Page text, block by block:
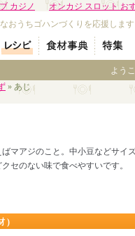
カジノ
オンカジ スロット お
おうちゴハンづくりを応援しま
よう
» あじ
マアジのこと。中小豆などサイ
セのない味で食べやすいです。
)